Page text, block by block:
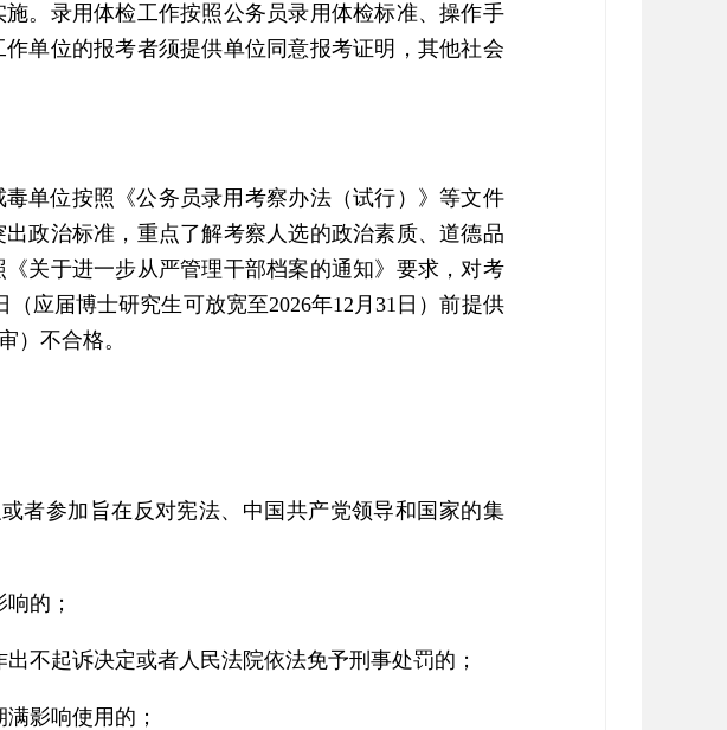
。录用体检工作按照公务员录用体检标准、操作手
单位的报考者须提供单位同意报考证明，其他社会
单位按照《公务员录用考察办法（试行）》等文件
政治标准，重点了解考察人选的政治素质、道德品
关于进一步从严管理干部档案的通知》要求，对考
应届博士研究生可放宽至2026年12月31日）前提供
）不合格。
者参加旨在反对宪法、中国共产党领导和国家的集
的；
不起诉决定或者人民法院依法免予刑事处罚的；
影响使用的；